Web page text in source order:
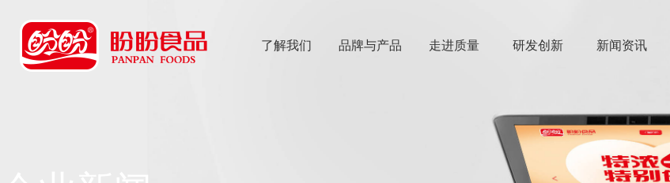
了解我们 品牌与产品 走进质量 研发创新 新闻资讯